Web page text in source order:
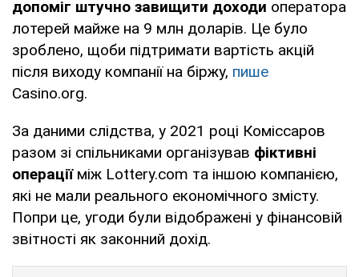
допоміг штучно завищити доходи оператора
лотерей майже на 9 млн доларів. Це було
зроблено, щоби підтримати вартість акцій
після виходу компанії на біржу, пише
Casino.org.
За даними слідства, у 2021 році Коміссаров
разом зі спільниками організував фіктивні
операціїміж Lottery.com та іншою компанією,
які не мали реального економічного змісту.
Попри це, угоди були відображені у фінансовій
звітності як законний дохід.